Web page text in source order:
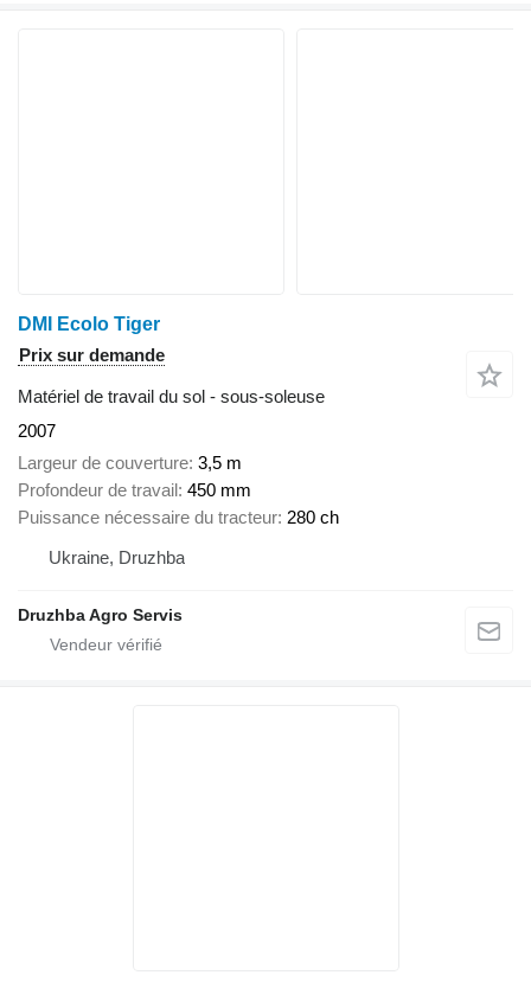
DMI Ecolo Tiger
Prix sur demande
Matériel de travail du sol - sous-soleuse
2007
Largeur de couverture 3,5 m
Profondeur de travail 450 mm
Puissance nécessaire du tracteur 280 ch
Ukraine, Druzhba
Druzhba Agro Servis